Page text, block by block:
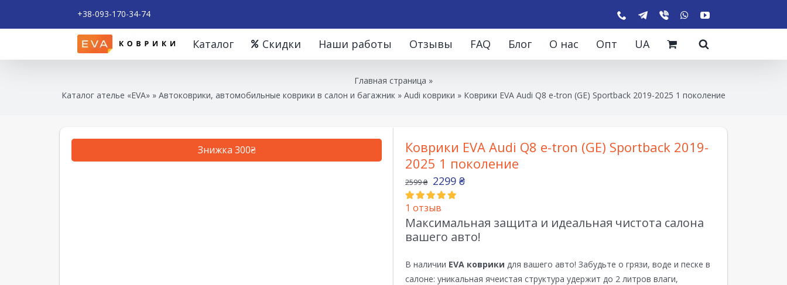
+38-093-170-34-74
Каталог Скидки Наши работы Отзывы FAQ Блог О нас Опт UA
Главная страница »
Каталог ателье «EVA» » Автоковрики, автомобильные коврики в салон и багажник » Audi коврики » Коврики EVA Audi Q8 e-tron (GE) Sportback 2019-2025 1 поколение
Знижка 300₴
Коврики EVA Audi Q8 e-tron (GE) Sportback 2019-
2025 1 поколение
2599₴ 2299 ₴
1 отзыв
Максимальная защита и идеальная чистота салона
вашего авто!
В наличии EVA коврики для вашего авто! Забудьте о грязи, воде и песке в
салоне: уникальная ячеистая структура удержит до 2 литров влаги,